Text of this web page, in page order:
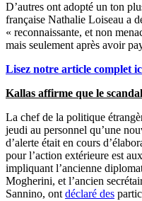
D’autres ont adopté un ton
française Nathalie Loiseau a
« reconnaissante, et non
mais seulement après avoir
Lisez notre article complet
Kallas affirme que le
La chef de la politique
jeudi au personnel qu’une
d’alerte était en cours
pour l’action extérieure est
impliquant l’ancienne
Mogherini, et l’ancien
Sannino, ont déclaré des